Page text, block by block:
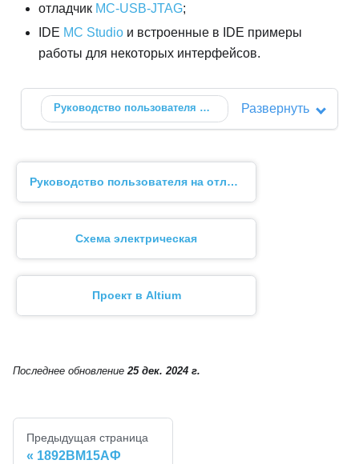
отладчик MC-USB-JTAG;
IDE MC Studio и встроенные в IDE примеры
работы для некоторых интерфейсов.
Руководство пользователя
MC-30SF6EM-6U🗗
Развернуть
Руководство пользователя на отладочный модуль
Схема электрическая
Проект в Altium
Последнее обновление 25 дек. 2024 г.
Предыдущая страница
1892ВМ15АФ